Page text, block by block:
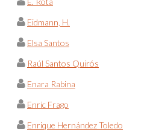
Eidmann, H.
Elsa Santos
Raúl Santos Quirós
Enara Rabina
Enric Frago
Enrique Hernández Toledo